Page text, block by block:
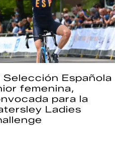
Selección Española
femenina,
para la
Ladies